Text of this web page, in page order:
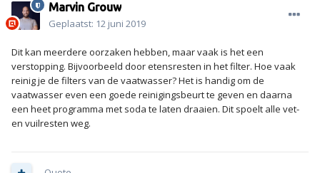
Marvin Grouw
Geplaatst: 12 juni 2019
Dit kan meerdere oorzaken hebben, maar vaak is het een
verstopping. Bijvoorbeeld door etensresten in het filter. Hoe vaak
reinig je de filters van de vaatwasser? Het is handig om de
vaatwasser even een goede reinigingsbeurt te geven en daarna
een heet programma met soda te laten draaien. Dit spoelt alle vet-
en vuilresten weg.